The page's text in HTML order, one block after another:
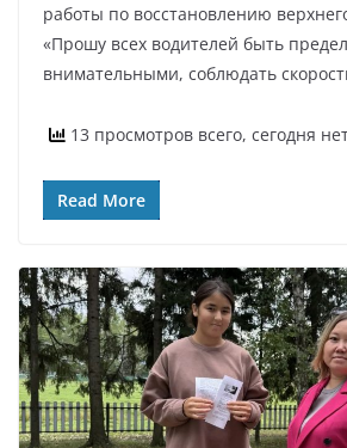
работы по восстановлению
«Прошу всех водителей быть
внимательными, соблюдать
13 просмотров всего, сегодня
Read More